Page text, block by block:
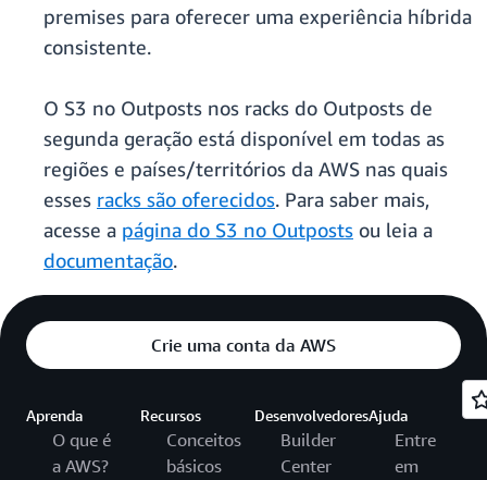
premises para oferecer uma experiência híbrida
consistente.
O S3 no Outposts nos racks do Outposts de
segunda geração está disponível em todas as
regiões e países/territórios da AWS nas quais
esses racks são oferecidos. Para saber mais,
acesse a página do S3 no Outposts ou leia a
documentação.
Crie uma conta da AWS
Aprenda
O que é
a AWS?
Recursos
Conceitos
básicos
Desenvolvedores
Builder
Center
Ajuda
Entre
em